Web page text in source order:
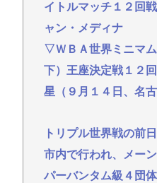
べもせずに思い込みで
愛知県最強のスーパー
マチアプ女と会ってき
隠してたんやが
イトルマッチ１２回
ャン・メディナ
▽ＷＢＡ世界ミニマ
下）王座決定戦１２
星（９月１４日、名
トリプル世界戦の前
市内で行われ、メー
パーバンタム級４団